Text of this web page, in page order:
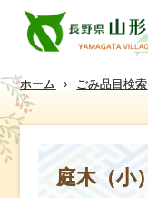
ホーム › ごみ品目検索
庭木（小）